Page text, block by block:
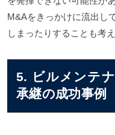
M&Aをきっかけに流出し
しまったりすることも考
5. ビルメンテ
承継の成功事例